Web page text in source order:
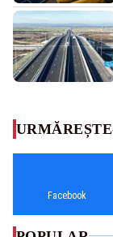
Facebook